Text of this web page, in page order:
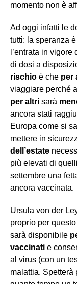
momento non è
Ad oggi infatti le
tutti: la speranza
l’entrata in
di dosi a
rischio è che per
viaggiare perché
per altri sarà
ancora stati
Europa come si
mettere in
dell’estate
più elevati di
settembre una
ancora vaccinata.
Ursula von der
proprio per
sarà disponibile
vaccinati e
al virus (con un
malattia. Spetterà